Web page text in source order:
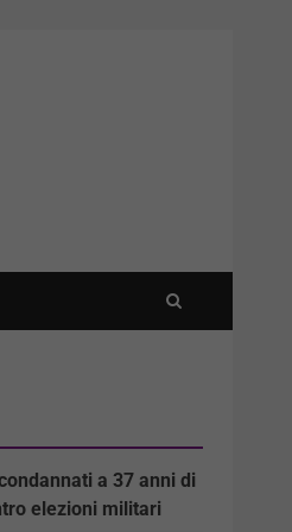
a 37 anni di
elezioni militari